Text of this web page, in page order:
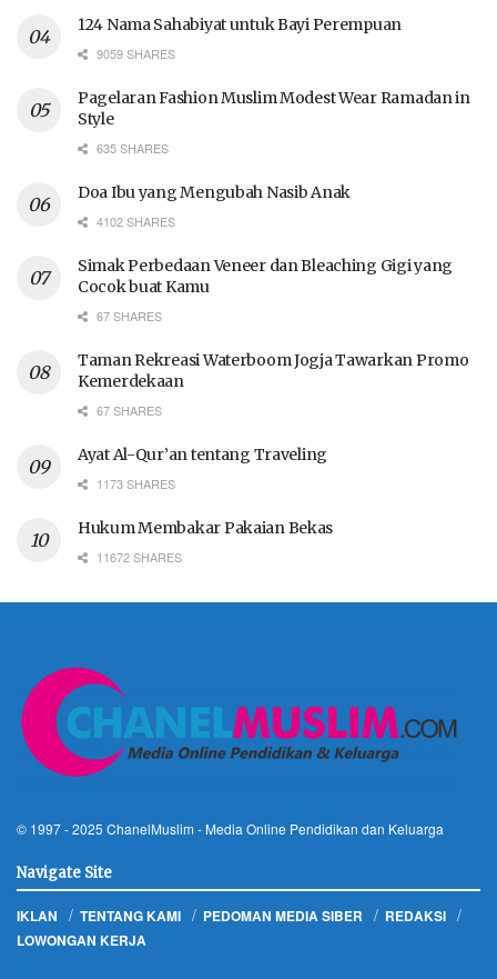
124 Nama Sahabiyat untuk Bayi Perempuan
9059 SHARES
Pagelaran Fashion Muslim Modest Wear Ramadan in
Style
635 SHARES
Doa Ibu yang Mengubah Nasib Anak
4102 SHARES
Simak Perbedaan Veneer dan Bleaching Gigi yang
Cocok buat Kamu
67 SHARES
Taman Rekreasi Waterboom Jogja Tawarkan Promo
Kemerdekaan
67 SHARES
Ayat Al-Qur’an tentang Traveling
1173 SHARES
Hukum Membakar Pakaian Bekas
11672 SHARES
© 1997 - 2025 ChanelMuslim - Media Online Pendidikan dan Keluarga
Navigate Site
IKLAN TENTANG KAMI PEDOMAN MEDIA SIBER
REDAKSI
LOWONGAN KERJA